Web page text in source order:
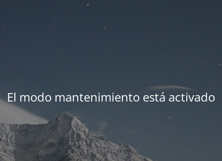
El modo mantenimiento está activado